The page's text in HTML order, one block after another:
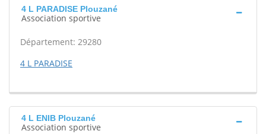
4 L PARADISE Plouzané
Association sportive
Département: 29280
4 L PARADISE
4 L ENIB Plouzané
Association sportive